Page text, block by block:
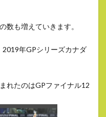
数も増えていきます。
、2019年GPシリーズカナダ
れたのはGPファイナル12